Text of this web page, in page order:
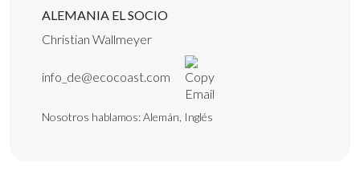
ALEMANIA EL SOCIO
Christian Wallmeyer
info_de@ecocoast.com
Nosotros hablamos: Alemán, Inglés